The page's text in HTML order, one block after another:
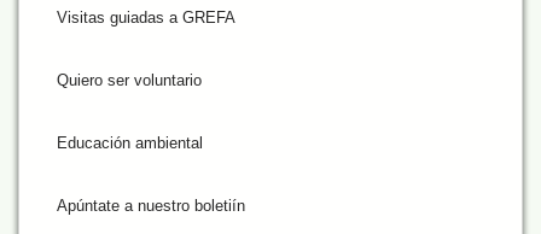
Visitas guiadas a GREFA
Quiero ser voluntario
Educación ambiental
Apúntate a nuestro boletiín